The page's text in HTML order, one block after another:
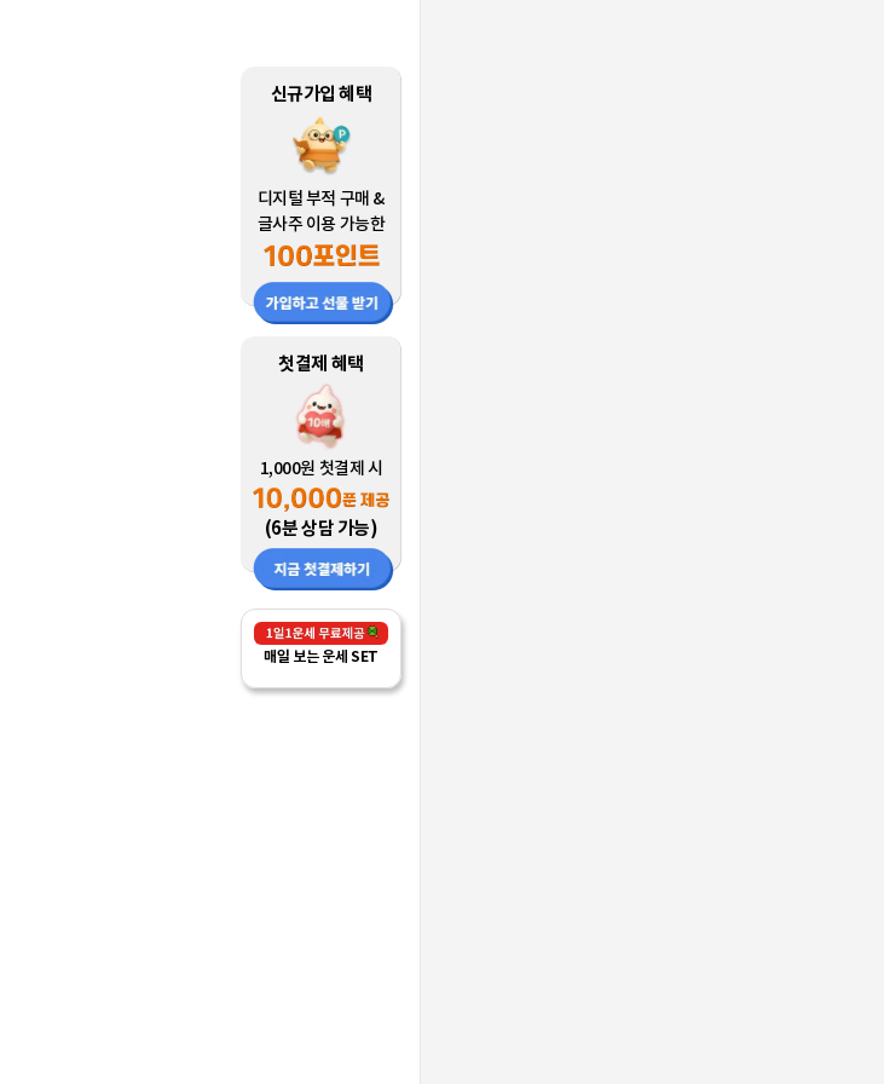
신규가입 혜택
디지털 부적 구매 &
글사주 이용 가능한
첫결제 혜택
1,000원 첫결제 시
(6분 상담 가능)
매일 보는 운세 SET